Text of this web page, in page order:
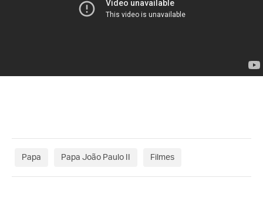
Papa Papa João Paulo II Filmes